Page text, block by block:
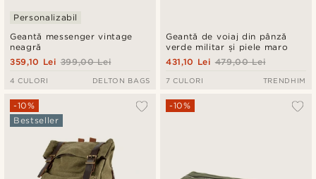
Geantă messenger vintage
neagră
Personalizabil
399,00 Lei
359,10 Lei
4 CULORI DELTON BAGS
Geantă de voiaj din pânză
verde militar și piele maro
479,00 Lei
431,10 Lei
7 CULORI TRENDHIM
-10%
Bestseller
-10%